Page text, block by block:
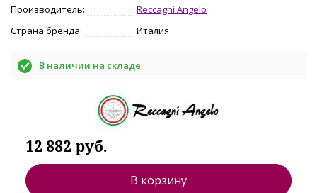
Производитель:
Reccagni Angelo
Страна бренда:
Италия
В наличии на складе
12 882 руб.
В корзину